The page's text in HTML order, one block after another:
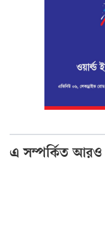
এ সম্পর্কিত